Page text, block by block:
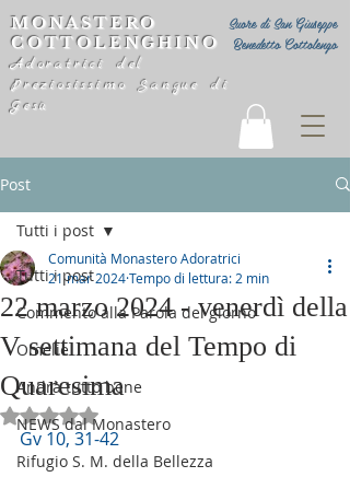
Suore di San Giuseppe
Benedetto Cottolengo
MONASTERO
COTTOLENGHINO
Adoratrici del
Preziosissimo Sangue di
Gesù
Post
Tutti i post
Commento alla Parola del giorno
Omelie
Andrà tutto bene
NEWS dal Monastero
Rifugio S. M. della Bellezza
Tutti i post
22 marzo 2024 - venerdì della
V settimana del Tempo di
Quaresima
Comunità Monastero Adoratrici
21 mar 2024Tempo di lettura: 2 min
Valutazione NaN stelle su 5.
Gv 10, 31-42